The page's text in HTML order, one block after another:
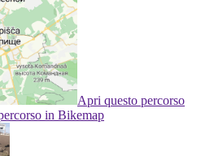
Apri questo percorso
in Bikemap